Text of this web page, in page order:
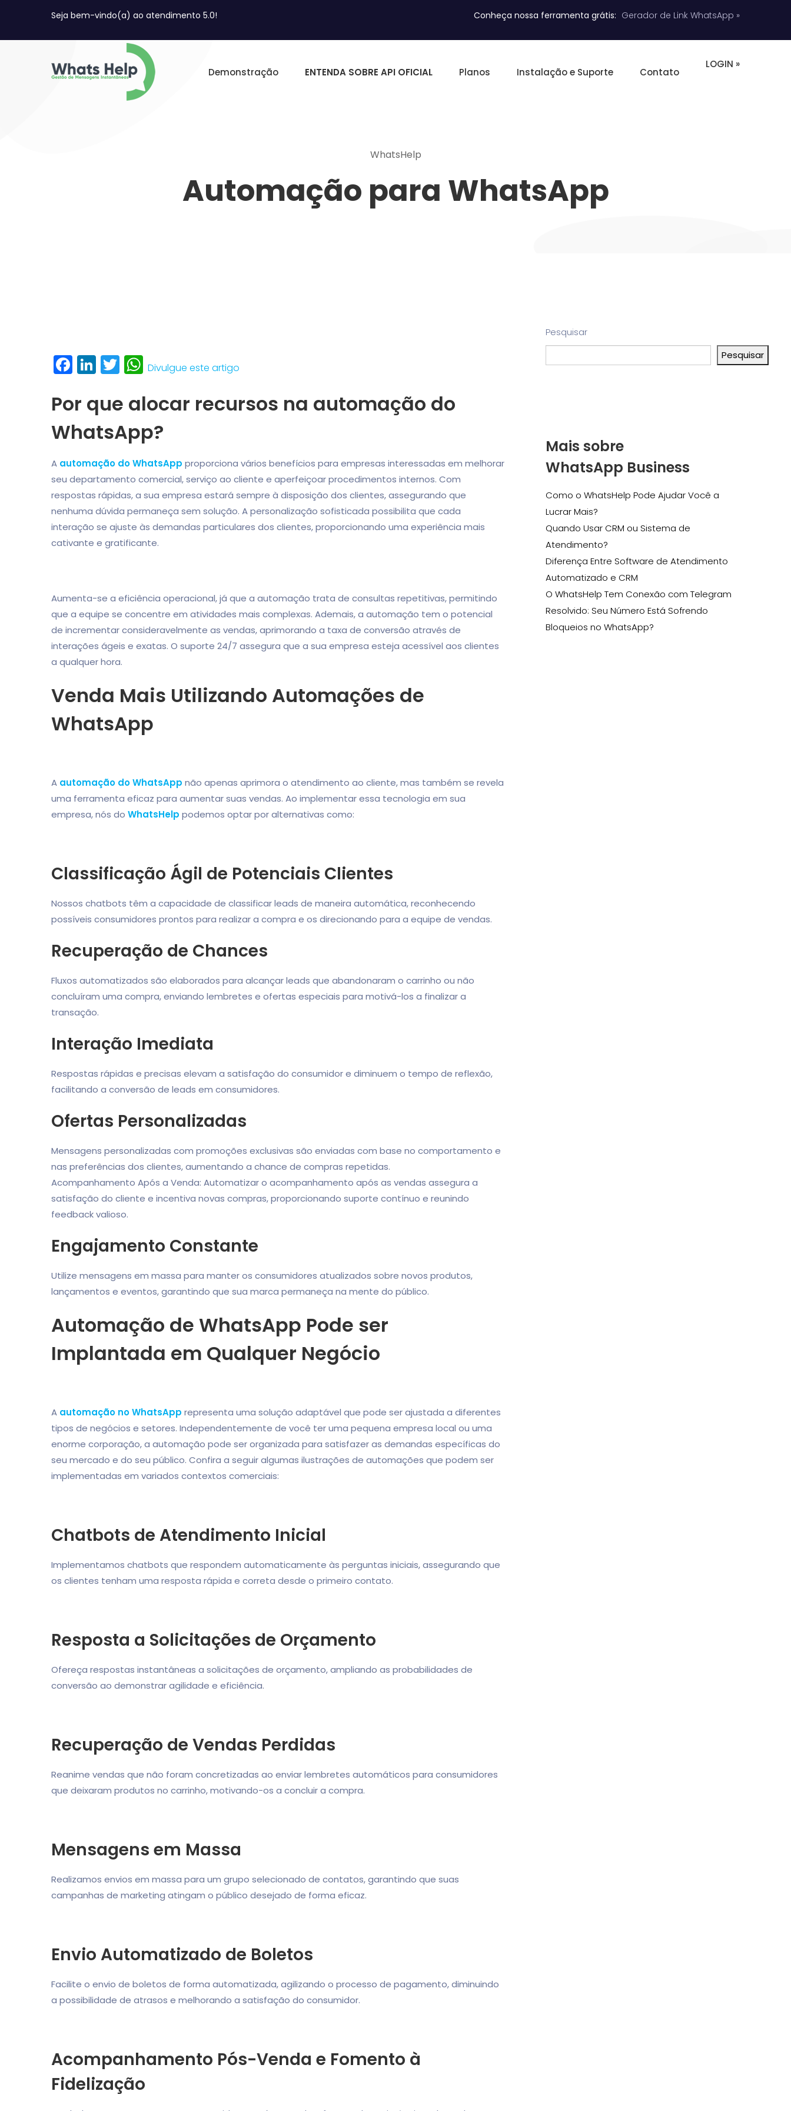
Seja bem-vindo(a) ao atendimento 5.0! Conheça nossa ferramenta grátis: Gerador de Link WhatsApp »
Demonstração ENTENDA SOBRE API OFICIAL Planos Instalação e Suporte Contato
LOGIN »
WhatsHelp
Automação para WhatsApp
FacebookLinkedInTwitterWhatsApp
Divulgue este artigo
Por que alocar recursos na automação do
WhatsApp?
A automação do WhatsApp proporciona vários benefícios para empresas interessadas em melhorar
seu departamento comercial, serviço ao cliente e aperfeiçoar procedimentos internos. Com
respostas rápidas, a sua empresa estará sempre à disposição dos clientes, assegurando que
nenhuma dúvida permaneça sem solução. A personalização sofisticada possibilita que cada
interação se ajuste às demandas particulares dos clientes, proporcionando uma experiência mais
cativante e gratificante.
Aumenta-se a eficiência operacional, já que a automação trata de consultas repetitivas, permitindo
que a equipe se concentre em atividades mais complexas. Ademais, a automação tem o potencial
de incrementar consideravelmente as vendas, aprimorando a taxa de conversão através de
interações ágeis e exatas. O suporte 24/7 assegura que a sua empresa esteja acessível aos clientes
a qualquer hora.
Venda Mais Utilizando Automações de
WhatsApp
A automação do WhatsApp não apenas aprimora o atendimento ao cliente, mas também se revela
uma ferramenta eficaz para aumentar suas vendas. Ao implementar essa tecnologia em sua
empresa, nós do WhatsHelp podemos optar por alternativas como:
Classificação Ágil de Potenciais Clientes
Nossos chatbots têm a capacidade de classificar leads de maneira automática, reconhecendo
possíveis consumidores prontos para realizar a compra e os direcionando para a equipe de vendas.
Recuperação de Chances
Fluxos automatizados são elaborados para alcançar leads que abandonaram o carrinho ou não
concluíram uma compra, enviando lembretes e ofertas especiais para motivá-los a finalizar a
transação.
Interação Imediata
Respostas rápidas e precisas elevam a satisfação do consumidor e diminuem o tempo de reflexão,
facilitando a conversão de leads em consumidores.
Ofertas Personalizadas
Mensagens personalizadas com promoções exclusivas são enviadas com base no comportamento e
nas preferências dos clientes, aumentando a chance de compras repetidas.
Acompanhamento Após a Venda: Automatizar o acompanhamento após as vendas assegura a
satisfação do cliente e incentiva novas compras, proporcionando suporte contínuo e reunindo
feedback valioso.
Engajamento Constante
Utilize mensagens em massa para manter os consumidores atualizados sobre novos produtos,
lançamentos e eventos, garantindo que sua marca permaneça na mente do público.
Automação de WhatsApp Pode ser
Implantada em Qualquer Negócio
A automação no WhatsApp representa uma solução adaptável que pode ser ajustada a diferentes
tipos de negócios e setores. Independentemente de você ter uma pequena empresa local ou uma
enorme corporação, a automação pode ser organizada para satisfazer as demandas específicas do
seu mercado e do seu público. Confira a seguir algumas ilustrações de automações que podem ser
implementadas em variados contextos comerciais:
Chatbots de Atendimento Inicial
Implementamos chatbots que respondem automaticamente às perguntas iniciais, assegurando que
os clientes tenham uma resposta rápida e correta desde o primeiro contato.
Resposta a Solicitações de Orçamento
Ofereça respostas instantâneas a solicitações de orçamento, ampliando as probabilidades de
conversão ao demonstrar agilidade e eficiência.
Recuperação de Vendas Perdidas
Reanime vendas que não foram concretizadas ao enviar lembretes automáticos para consumidores
que deixaram produtos no carrinho, motivando-os a concluir a compra.
Mensagens em Massa
Realizamos envios em massa para um grupo selecionado de contatos, garantindo que suas
campanhas de marketing atingam o público desejado de forma eficaz.
Envio Automatizado de Boletos
Facilite o envio de boletos de forma automatizada, agilizando o processo de pagamento, diminuindo
a possibilidade de atrasos e melhorando a satisfação do consumidor.
Acompanhamento Pós-Venda e Fomento à
Fidelização
Pesquisar
Pesquisar
Mais sobre
WhatsApp Business
Como o WhatsHelp Pode Ajudar Você a
Lucrar Mais?
Quando Usar CRM ou Sistema de
Atendimento?
Diferença Entre Software de Atendimento
Automatizado e CRM
O WhatsHelp Tem Conexão com Telegram
Resolvido: Seu Número Está Sofrendo
Bloqueios no WhatsApp?